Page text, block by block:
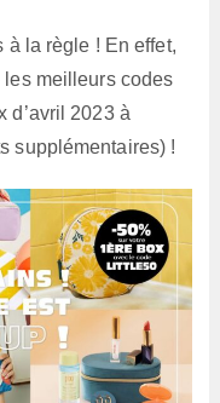
à la règle ! En effet,
meilleurs codes
d’avril 2023 à
supplémentaires) !